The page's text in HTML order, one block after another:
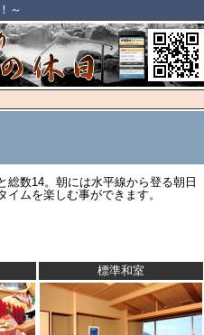
～
数14。朝には水平線から登る朝日
ムを楽しむ事ができます。
標準和室